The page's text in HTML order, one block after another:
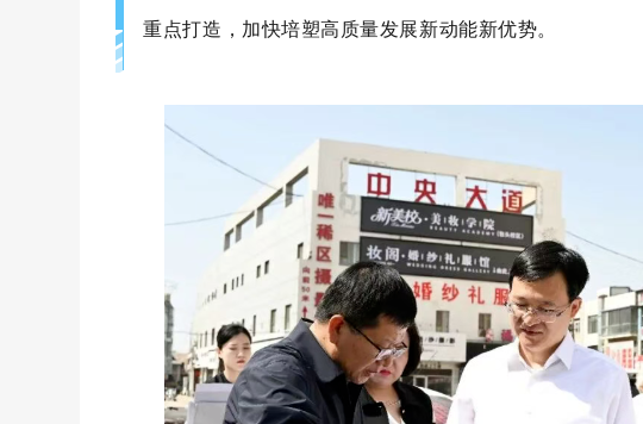
重点打造，加快培塑高质量发展新动能新优势。